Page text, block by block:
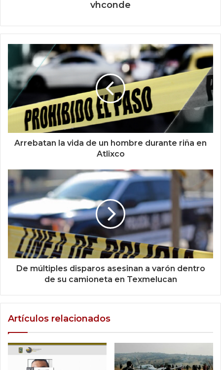
vhconde
Arrebatan la vida de un hombre durante riña en
Atlixco
De múltiples disparos asesinan a varón dentro
de su camioneta en Texmelucan
Artículos relacionados